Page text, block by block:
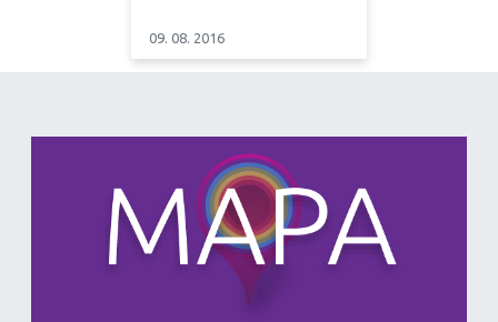
09. 08. 2016